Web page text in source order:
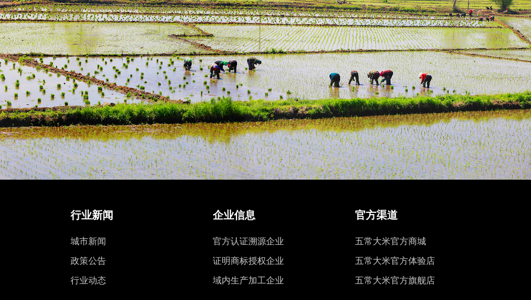
行业新闻
城市新闻
政策公告
行业动态
企业信息
官方认证溯源企业
证明商标授权企业
域内生产加工企业
官方渠道
五常大米官方商城
五常大米官方体验店
五常大米官方旗舰店